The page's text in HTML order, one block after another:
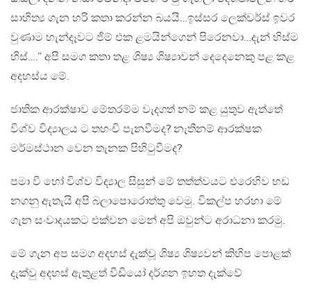
සාහිත්‍ය ගැන හරි කතා කරන්න බයයි…ඉස්සර ලෙක්චර්ස් ඉවර
වුණාම හැන්දෑවට ජිම් එක ළමයින්ගෙන් පිරෙනවා…දැන් හිස්ම
හිස්….” අපි සමග කතා තළ ශිෂ්‍ය ශිෂ්‍යාවන් දෙදෙනෙකු පළ කළ
අදහස්ය මේ.
ජාතික ආරක්ෂාව මේතරම්ම වැදගත් නම් කළ යුතුව ඇත්තේ
විශ්ව විද්‍යාලය ට තහංචි පැනවීමද? නැතිනම් ආරක්ෂක
මර්මස්ථාන වෙන තැනක පිහිටුවීමද?
පමා වී හෝ විශ්ව විද්‍යාල සිසුන් මේ තත්ත්වයට එරෙහිව හඩ
නගනු ඇතැයි අපි බලාපොරොත්තු වෙමු. විකල්ප හරහා මේ
ගැන සංවාදයකට එක්වන මෙන් අපි ඔවුන්ට අරාධනා කරමු.
මේ ගැන අප සමග අදහස් දැක්වූ ශිෂ්‍ය ශිෂ්‍යවන් කිහිප පොළක්
දැක්වු අදහස් ඇතුළත් වීඩියෝ දර්ශන ඉහත දැක්වේ